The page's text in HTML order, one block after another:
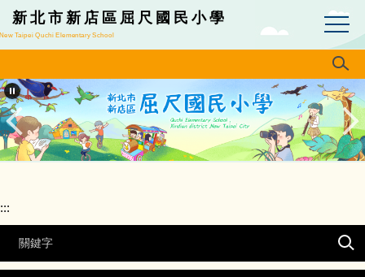
跳
到
主
內
容
區
新北市新店區屈尺國民小學
Taipei Quchi Elementary School
:::